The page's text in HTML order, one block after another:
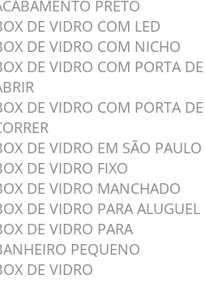
PRETO
DE VIDRO COM LED
DE VIDRO COM NICHO
DE VIDRO COM PORTA DE
DE VIDRO COM PORTA DE
DE VIDRO EM SÃO PAULO
DE VIDRO FIXO
DE VIDRO MANCHADO
DE VIDRO PARA ALUGUEL
DE VIDRO PARA
PEQUENO
DE VIDRO